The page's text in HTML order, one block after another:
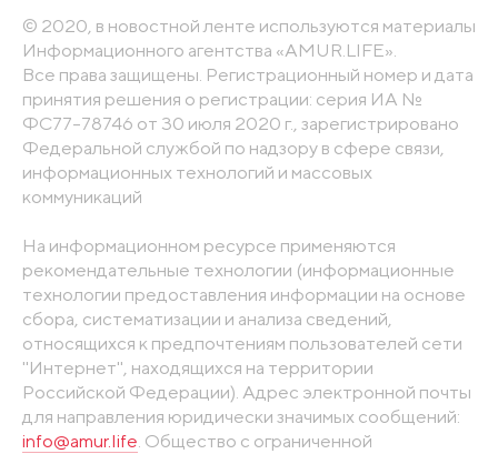
© 2020, в новостной ленте используются материалы
Информационного агентства «AMUR.LIFE».
Все права защищены. Регистрационный номер и дата
принятия решения о регистрации: серия ИА №
ФС77-78746 от 30 июля 2020 г., зарегистрировано
Федеральной службой по надзору в сфере связи,
информационных технологий и массовых
коммуникаций
На информационном ресурсе применяются
рекомендательные технологии (информационные
технологии предоставления информации на основе
сбора, систематизации и анализа сведений,
относящихся к предпочтениям пользователей сети
"Интернет", находящихся на территории
Российской Федерации). Адрес электронной почты
для направления юридически значимых сообщений:
info@amur.life. Общество с ограниченной